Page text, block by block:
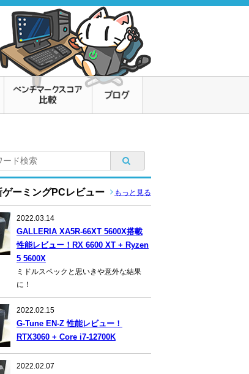
ゲーミングPCレビュー もっと見る
2022.03.14
GALLERIA XA5R-66XT 5600X搭載
性能レビュー！RX 6600 XT + Ryzen
5 5600X
ミドルスペックと思いきや意外な結果
に！
2022.02.15
G-Tune EN-Z 性能レビュー！
RTX3060 + Core i7-12700K
2022.02.07